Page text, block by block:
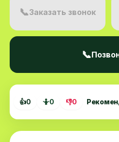
👍0 🤷0 👎0
📞Заказать звонок
📞